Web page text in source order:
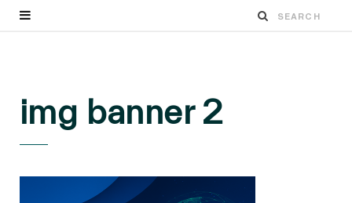
img banner 2